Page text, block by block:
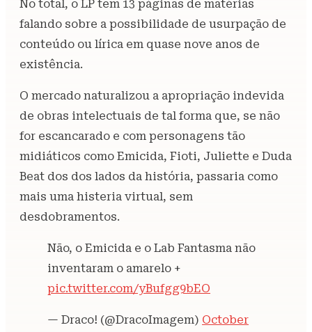
No total, o LP tem 13 páginas de matérias
falando sobre a possibilidade de usurpação de
conteúdo ou lírica em quase nove anos de
existência.
O mercado naturalizou a apropriação indevida
de obras intelectuais de tal forma que, se não
for escancarado e com personagens tão
midiáticos como Emicida, Fioti, Juliette e Duda
Beat dos dos lados da história, passaria como
mais uma histeria virtual, sem
desdobramentos.
Não, o Emicida e o Lab Fantasma não
inventaram o amarelo +
pic.twitter.com/yBufgg9bEO
— Draco! (@DracoImagem) October